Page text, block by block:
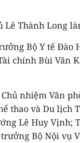
Lê Thành Long
Bộ Y tế Đào
chính Bùi Văn
nhiệm Văn
thao và Du lịch
Lê Huy Vịnh;
Bộ Nội vụ